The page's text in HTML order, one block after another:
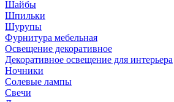
Шайбы
Шпильки
Шурупы
Фурнитура мебельная
Освещение декоративное
Декоративное освещение для интерьера
Ночники
Солевые лампы
Свечи